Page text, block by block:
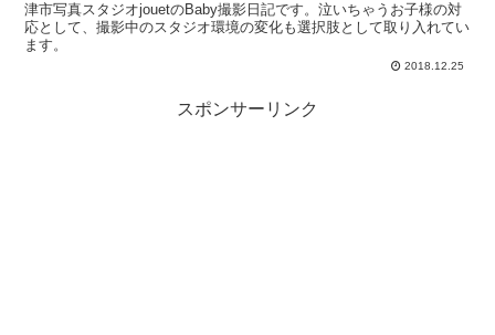
津市写真スタジオjouetのBaby撮影日記です。泣いちゃうお子様の対
応として、撮影中のスタジオ環境の変化も選択肢として取り入れてい
ます。
2018.12.25
スポンサーリンク